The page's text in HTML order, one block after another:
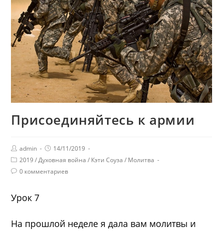
Присоединяйтесь к армии
admin
14/11/2019
2019 / Духовная война / Кэти Соуза / Молитва
0 комментариев
Урок 7
На прошлой неделе я дала вам молитвы и